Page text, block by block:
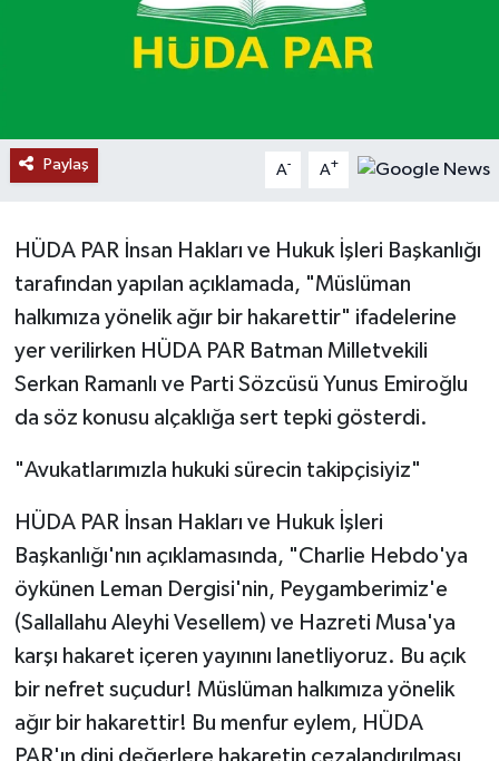
Paylaş A- A+
HÜDA PAR İnsan Hakları ve Hukuk İşleri Başkanlığı
tarafından yapılan açıklamada, "Müslüman
halkımıza yönelik ağır bir hakarettir" ifadelerine
yer verilirken HÜDA PAR Batman Milletvekili
Serkan Ramanlı ve Parti Sözcüsü Yunus Emiroğlu
da söz konusu alçaklığa sert tepki gösterdi.
"Avukatlarımızla hukuki sürecin takipçisiyiz"
HÜDA PAR İnsan Hakları ve Hukuk İşleri
Başkanlığı'nın açıklamasında, "Charlie Hebdo'ya
öykünen Leman Dergisi'nin, Peygamberimiz'e
(Sallallahu Aleyhi Vesellem) ve Hazreti Musa'ya
karşı hakaret içeren yayınını lanetliyoruz. Bu açık
bir nefret suçudur! Müslüman halkımıza yönelik
ağır bir hakarettir! Bu menfur eylem, HÜDA